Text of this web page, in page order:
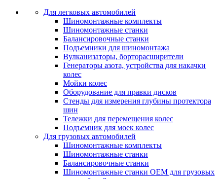
Для легковых автомобилей
Шиномонтажные комплекты
Шиномонтажные станки
Балансировочные станки
Подъемники для шиномонтажа
Вулканизаторы, борторасширители
Генераторы азота, устройства для накачки
колес
Мойки колес
Оборудование для правки дисков
Стенды для измерения глубины протектора
шин
Тележки для перемещения колес
Подъемник для моек колеc
Для грузовых автомобилей
Шиномонтажные комплекты
Шиномонтажные станки
Балансировочные станки
Шиномонтажные станки ОЕМ для грузовых